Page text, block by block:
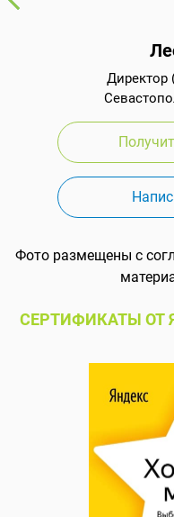
Директор
Фото размещены с
СЕРТИФИКАТЫ ОТ